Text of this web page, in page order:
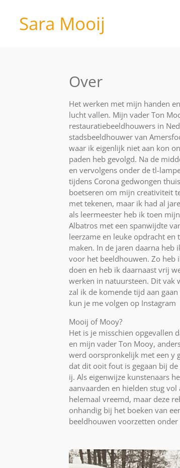
direct
naarSara Mooij
Over
Het werken met mijn handen
lucht vallen. Mijn vader Ton
restauratiebeeldhouwers in
stadsbeeldhouwer van
waar ik eigenlijk niet aan kon
paden heb gevolgd. Na de
en vervolgens onder de tl-
tijdens Corona gedwongen
boetseren om mijn creativiteit
met tekenen, maar ik had al
als leermeester heb ik toen
Albatros met een spanwijdte
leerzame en leuke opdracht
maken. In de jaren daarna
voor het beeldhouwen. Zo heb
doen en heb ik daarnaast vrij
werken in natuursteen. Dit vak
zal ik de komende tijd aan
kun je me volgen op Instagram
Mooij of Mooy?
Het is je misschien opgevallen
en mijn vader Ton Mooy,
werd oorspronkelijk met een y
dat dit ooit fout is gegaan bij
ij. Als eigenwijze kunstenaars
aanvaarden en hielden stug
helemaal vreemd, maar deze
onhandig bij het boeken van
beeldhouwen voorzetten